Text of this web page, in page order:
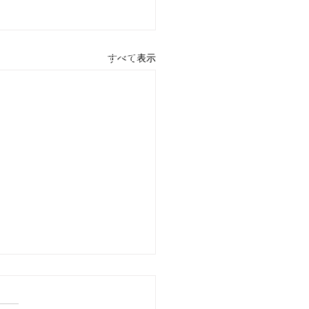
すべて表示
​お問い合わせ